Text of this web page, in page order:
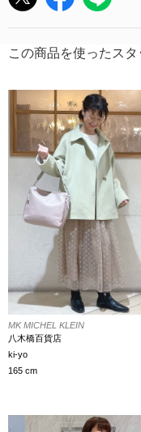
この商品を使ったス
MK MICHEL KLEIN
八木橋百貨店
ki-yo
165 cm